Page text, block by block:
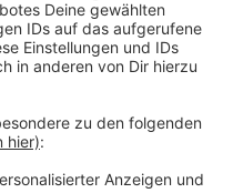
auf Bayern: